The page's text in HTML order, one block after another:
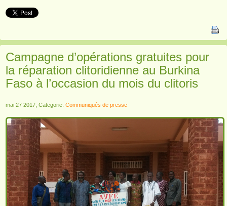
Campagne d’opérations gratuites pour
la réparation clitoridienne au Burkina
Faso à l’occasion du mois du clitoris
mai 27 2017, Categorie: Communiqués de presse